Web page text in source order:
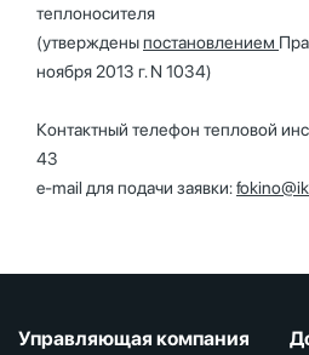
теплоносителя
(утвержденыпостановлением
ноября 2013 г. N 1034)
Контактный телефон тепловой
43
e-mail для подачи заявки:
Управляющая компания